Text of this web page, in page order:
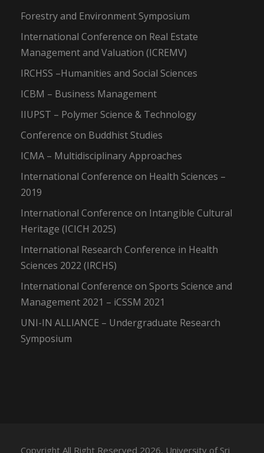
Forestry and Environment Symposium
International Conference on Real Estate
Management and Valuation (ICREMV)
IRCHSS –Humanities and Social Sciences
ICBM – Business Management
IIUPST – Polymer Science & Technology
Conference on Buddhist Studies
ICMA – Multidisciplinary Approaches
International Conference on Health Sciences –
2019
International Conference on Intangible Cultural
Heritage (ICICH 2025)
International Research Conference in Health
Sciences 2022 (IRCHS)
International Conference on Sports Science and
Management 2021 – iCSSM 2021
UNI-IN ALLIANCE – Undergraduate Research
Symposium
Copyright All Right Reserved 2026, University of Sri